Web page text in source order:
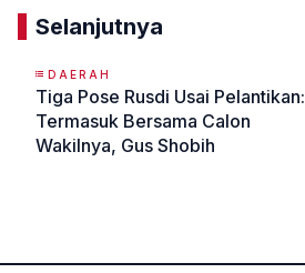
Selanjutnya
DAERAH
Tiga Pose Rusdi Usai Pelantikan:
Termasuk Bersama Calon
Wakilnya, Gus Shobih